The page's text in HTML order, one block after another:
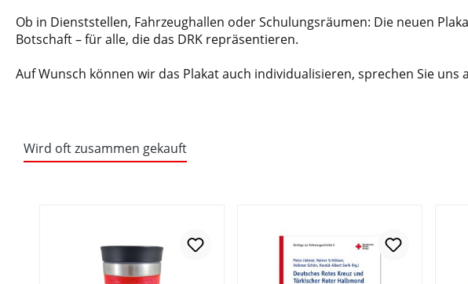
Ob in Dienststellen, Fahrzeughallen oder Schulungsräumen: Die neuen
Botschaft – für alle, die das DRK repräsentieren.
Auf Wunsch können wir das Plakat auch individualisieren, sprechen Sie uns
Wird oft zusammen gekauft